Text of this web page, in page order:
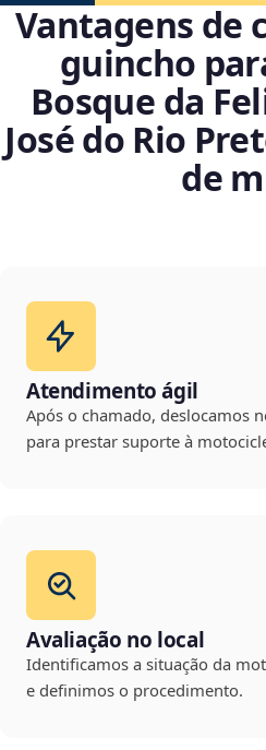
Vantagens de
guincho
Bosque da
José do Rio
de
Atendimento ágil
Após o chamado, deslocamos
para prestar suporte à
Avaliação no local
Identificamos a situação da
e definimos o procedimento.